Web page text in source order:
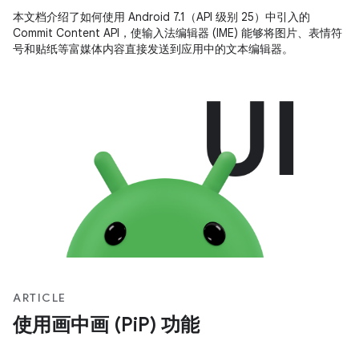
本文档介绍了如何使用 Android 7.1（API 级别 25）中引入的
Commit Content API，使输入法编辑器 (IME) 能够将图片、表情符
号和贴纸等富媒体内容直接发送到应用中的文本编辑器。
ARTICLE
使用画中画 (PiP) 功能